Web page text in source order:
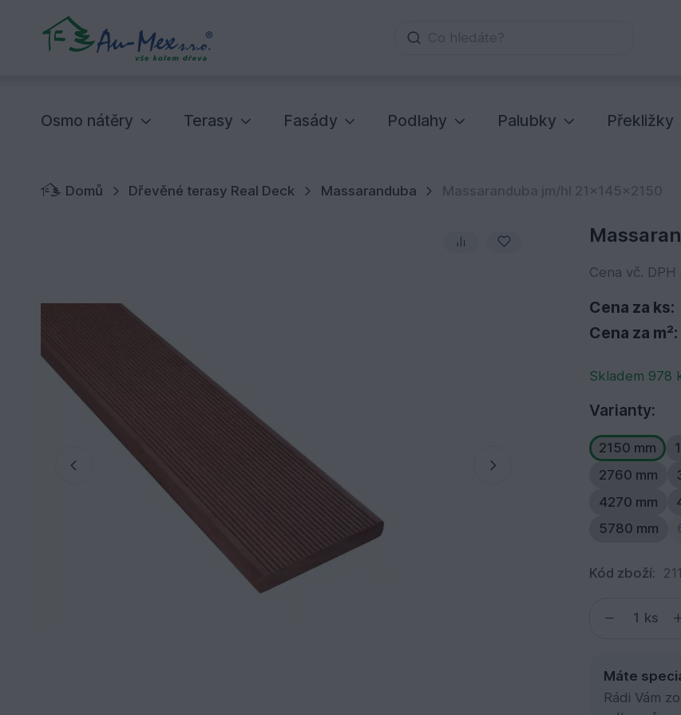
Co hledáte?
Osmo nátěry Terasy Fasády Podlahy Palubky Překližky
Domů Dřevěné terasy Real Deck Massaranduba Massaranduba jm/hl 21x145x2150
Cena vč.
Cena za ks:
Cena za m²:
Skladem 978
Varianty:
2150 mm
2760 mm
4270 mm
5780 mm
Kód zboží:
ks
Máte
Rádi Vám